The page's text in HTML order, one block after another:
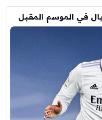
في الموسم المقبل